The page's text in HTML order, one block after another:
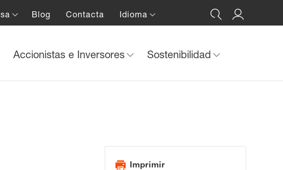
Blog Contacta Idioma
Accionistas e Inversores Sostenibilidad
Imprimir